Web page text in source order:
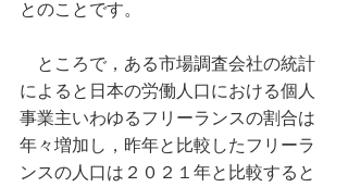
とのことです。
ところで，ある市場調査会社の統計
によると日本の労働人口における個人
事業主いわゆるフリーランスの割合は
年々増加し，昨年と比較したフリーラ
ンスの人口は２０２１年と比較すると